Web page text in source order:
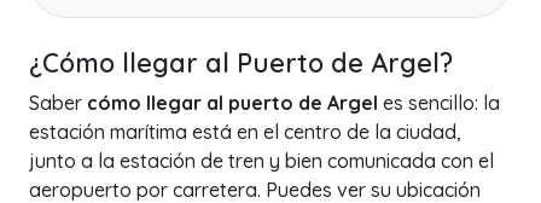
¿Cómo llegar al Puerto de Argel?
Saber cómo llegar al puerto de Argel es sencillo: la
estación marítima está en el centro de la ciudad,
junto a la estación de tren y bien comunicada con el
aeropuerto por carretera. Puedes ver su ubicación